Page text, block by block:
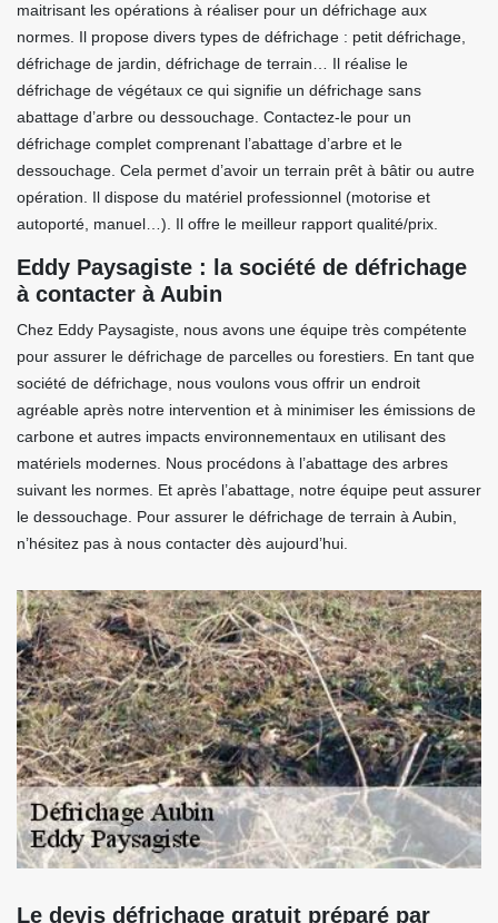
maitrisant les opérations à réaliser pour un défrichage aux
normes. Il propose divers types de défrichage : petit défrichage,
défrichage de jardin, défrichage de terrain… Il réalise le
défrichage de végétaux ce qui signifie un défrichage sans
abattage d’arbre ou dessouchage. Contactez-le pour un
défrichage complet comprenant l’abattage d’arbre et le
dessouchage. Cela permet d’avoir un terrain prêt à bâtir ou autre
opération. Il dispose du matériel professionnel (motorise et
autoporté, manuel…). Il offre le meilleur rapport qualité/prix.
Eddy Paysagiste : la société de défrichage
à contacter à Aubin
Chez Eddy Paysagiste, nous avons une équipe très compétente
pour assurer le défrichage de parcelles ou forestiers. En tant que
société de défrichage, nous voulons vous offrir un endroit
agréable après notre intervention et à minimiser les émissions de
carbone et autres impacts environnementaux en utilisant des
matériels modernes. Nous procédons à l’abattage des arbres
suivant les normes. Et après l’abattage, notre équipe peut assurer
le dessouchage. Pour assurer le défrichage de terrain à Aubin,
n’hésitez pas à nous contacter dès aujourd’hui.
Le devis défrichage gratuit préparé par